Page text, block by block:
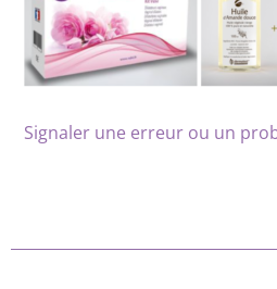
Signaler une erreur ou un